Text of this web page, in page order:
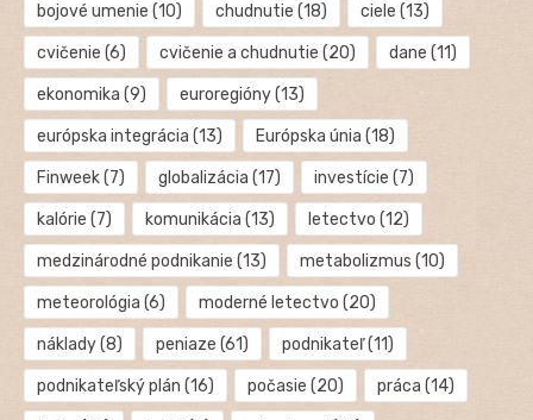
bojové umenie (10) chudnutie (18) ciele (13)
cvičenie (6) cvičenie a chudnutie (20) dane (11)
ekonomika (9) euroregióny(13)
európska integrácia (13) Európska únia (18)
Finweek(7) globalizácia (17) investície (7)
kalórie (7) komunikácia (13) letectvo (12)
medzinárodné podnikanie (13) metabolizmus (10)
meteorológia (6) moderné letectvo (20)
náklady(8) peniaze (61) podnikateľ(11)
podnikateľský plán (16) počasie (20) práca (14)